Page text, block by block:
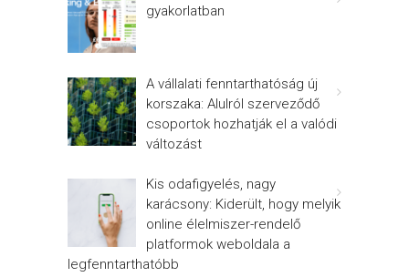
gyakorlatban
A vállalati fenntarthatóság új
korszaka: Alulról szerveződő
csoportok hozhatják el a valódi
változást
Kis odafigyelés, nagy
karácsony: Kiderült, hogy melyik
online élelmiszer-rendelő
platformok weboldala a
legfenntarthatóbb